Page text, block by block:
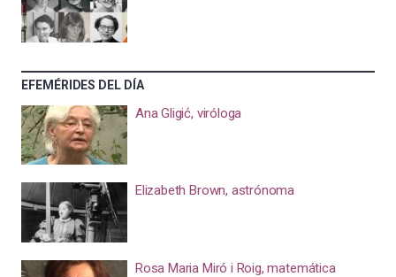
EFEMÉRIDES DEL DÍA
Ana Gligić, viróloga
Elizabeth Brown, astrónoma
Rosa Maria Miró i Roig, matemática